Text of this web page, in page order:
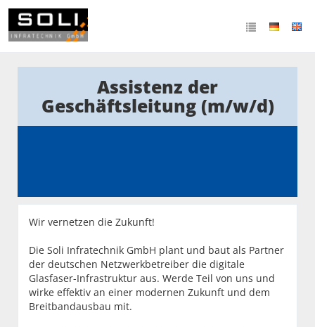
Assistenz der
Geschäftsleitung (m/w/d)
Wir vernetzen die Zukunft!
Die Soli Infratechnik GmbH plant und baut als Partner
der deutschen Netzwerkbetreiber die digitale
Glasfaser-Infrastruktur aus. Werde Teil von uns und
wirke effektiv an einer modernen Zukunft und dem
Breitbandausbau mit.